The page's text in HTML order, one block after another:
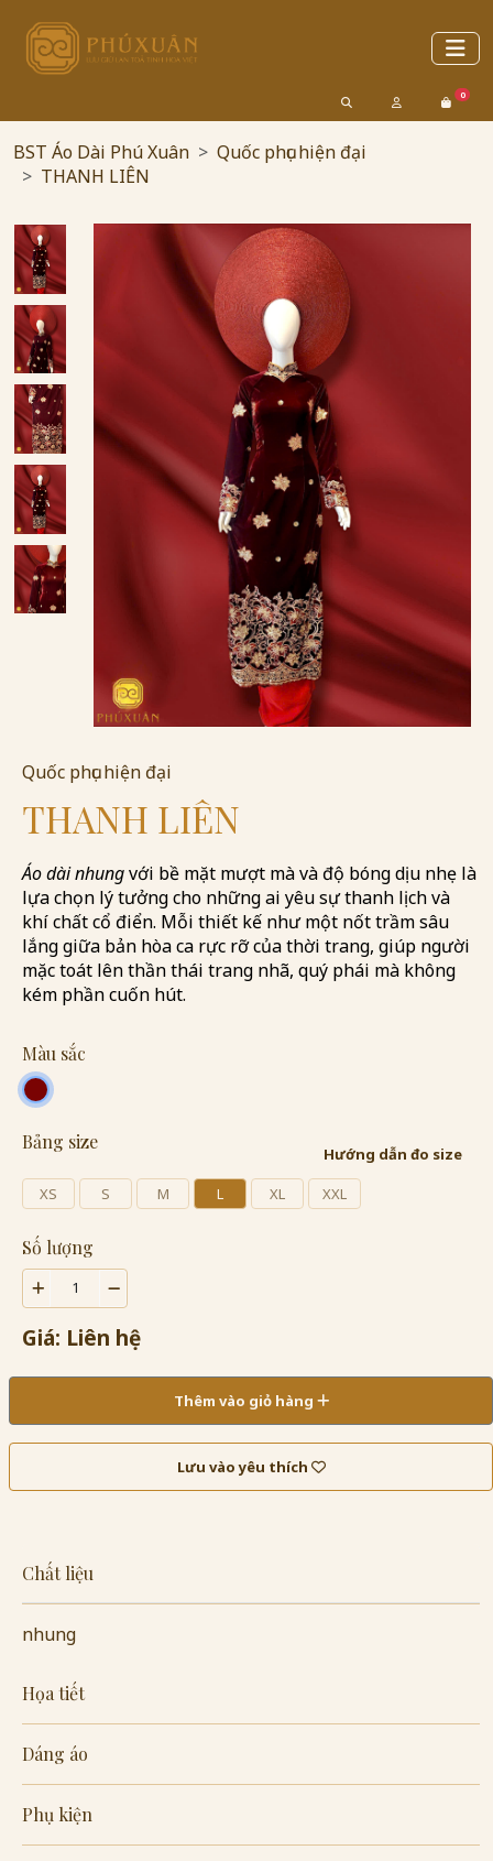
0
BST Áo Dài Phú Xuân
Quốc phục hiện đại
THANH LIÊN
Quốc phục hiện đại
THANH LIÊN
Áo dài nhungvới bề mặt mượt mà và độ bóng dịu nhẹ là
lựa chọn lý tưởng cho những ai yêu sự thanh lịch và
khí chất cổ điển. Mỗi thiết kế như một nốt trầm sâu
lắng giữa bản hòa ca rực rỡ của thời trang, giúp người
mặc toát lên thần thái trang nhã, quý phái mà không
kém phần cuốn hút.
Màu sắc
Bảng size
Hướng dẫn đo size
XS
S M L XL XXL
Số lượng
Giá: Liên hệ
Thêm vào giỏ hàng
Lưu vào yêu thích
Chất liệu
nhung
Họa tiết
Dáng áo
Phụ kiện